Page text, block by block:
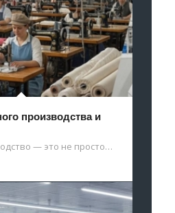
производства и
— это не просто…